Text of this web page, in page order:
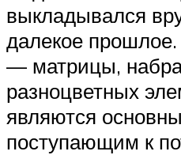
выкладывался
далекое
— матрицы,
разноцветных
являются
поступающим к